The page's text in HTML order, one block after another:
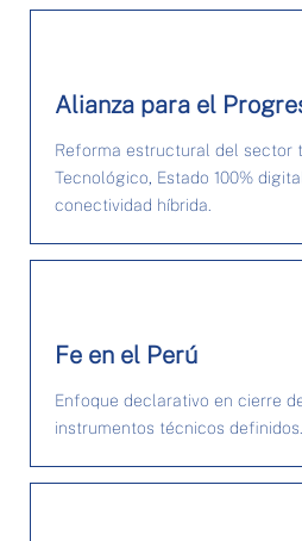
Alianza para el
Reforma estructural del sector
Tecnológico, Estado 100%
conectividad híbrida.
Fe en el Perú
Enfoque declarativo en cierre
instrumentos técnicos definidos.